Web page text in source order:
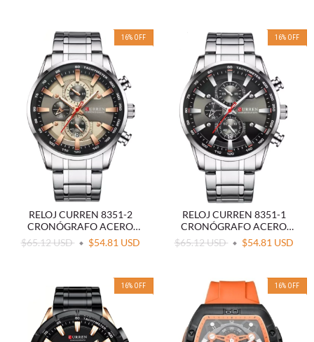
16% OFF
RELOJ CURREN 8351-2
CRONÓGRAFO ACERO
PLATEADO
$65.12 USD $54.81 USD
16% OFF
RELOJ CURREN 8351-1
CRONÓGRAFO ACERO
NEGRO
$65.12 USD $54.81 USD
16% OFF 16% OFF